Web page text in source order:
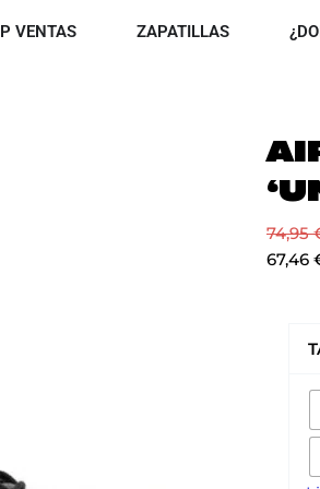
VENTAS OPEN TOP VENTAS
ZAPATILLAS OPEN
74,95
67,46